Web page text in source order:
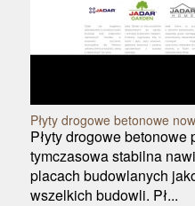
Płyty drogowe betonowe
Płyty drogowe
tymczasowa stabilna
placach budowlanych
wszelkich budowli. Pł...